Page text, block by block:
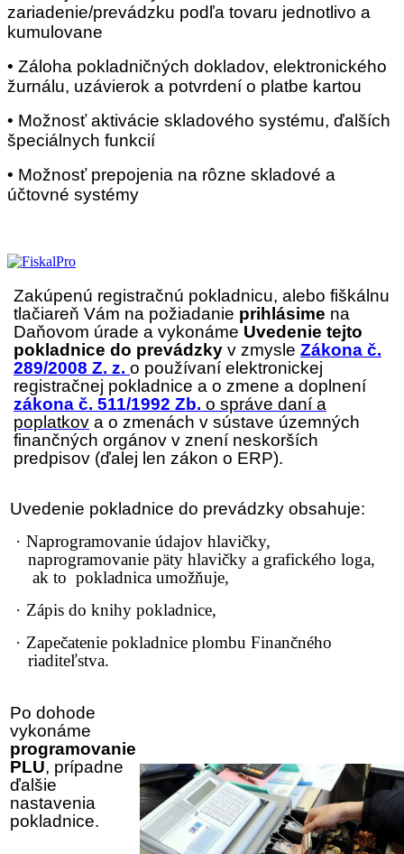
zariadenie/prevádzku podľa tovaru jednotlivo a
kumulovane
• Záloha pokladničných dokladov, elektronického
žurnálu, uzávierok a potvrdení o platbe kartou
• Možnosť aktivácie skladového systému, ďalších
špeciálnych funkcií
• Možnosť prepojenia na rôzne skladové a
účtovné systémy
Zakúpenú registračnú pokladnicu, alebo fiškálnu
tlačiareň Vám na požiadanie prihlásime na
Daňovom úrade a vykonáme Uvedenie tejto
pokladnice do prevádzky v zmysle Zákona č.
289/2008 Z. z. o používaní elektronickej
registračnej pokladnice a o zmene a doplnení
zákona č. 511/1992 Zb. o správe daní a
poplatkov a o zmenách v sústave územných
finančných orgánov v znení neskorších
predpisov (ďalej len zákon o ERP).
Uvedenie pokladnice do prevádzky obsahuje:
· Naprogramovanie údajov hlavičky,
naprogramovanie päty hlavičky a grafického loga,
ak to pokladnica umožňuje,
· Zápis do knihy pokladnice,
· Zapečatenie pokladnice plombu Finančného
riaditeľstva.
Po dohode
vykonáme
programovanie
PLU, prípadne
ďalšie
nastavenia
pokladnice.